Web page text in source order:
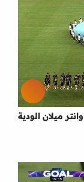
ميلان الودية